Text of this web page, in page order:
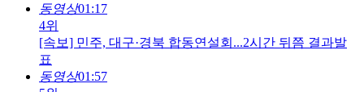
동영상01:17
4위
[속보] 민주, 대구·경북 합동연설회...2시간 뒤쯤 결과발
표
동영상01:57